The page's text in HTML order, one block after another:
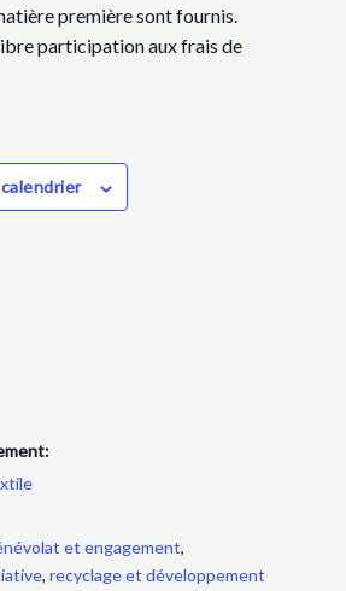
première sont fournis.
participation aux frais de
et engagement,
,recyclage et développement